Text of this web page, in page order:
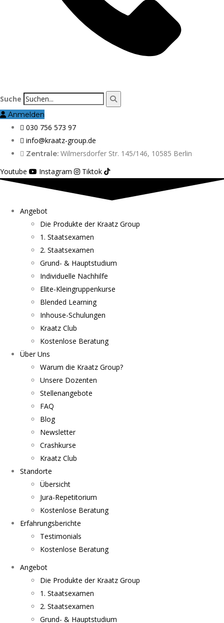
Suche
Anmelden
030 756 573 97
info@kraatz-group.de
Zentrale: Wilmersdorfer Str. 145/146, 10585 Berlin
Youtube
Instagram Tiktok
Angebot
Die Produkte der Kraatz Group
1. Staatsexamen
2. Staatsexamen
Grund- & Hauptstudium
Individuelle Nachhilfe
Elite-Kleingruppenkurse
Blended Learning
Inhouse-Schulungen
Kraatz Club
Kostenlose Beratung
Über Uns
Warum die Kraatz Group?
Unsere Dozenten
Stellenangebote
FAQ
Blog
Newsletter
Crashkurse
Kraatz Club
Standorte
Übersicht
Jura-Repetitorium
Kostenlose Beratung
Erfahrungsberichte
Testimonials
Kostenlose Beratung
Angebot
Die Produkte der Kraatz Group
1. Staatsexamen
2. Staatsexamen
Grund- & Hauptstudium